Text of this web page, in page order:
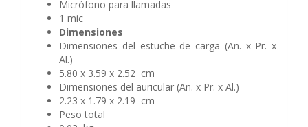
Micrófono para llamadas
1 mic
Dimensiones
Dimensiones del estuche de carga (An. x Pr. x
Al.)
5.80 x 3.59 x 2.52 cm
Dimensiones del auricular (An. x Pr. x Al.)
2.23 x 1.79 x 2.19 cm
Peso total